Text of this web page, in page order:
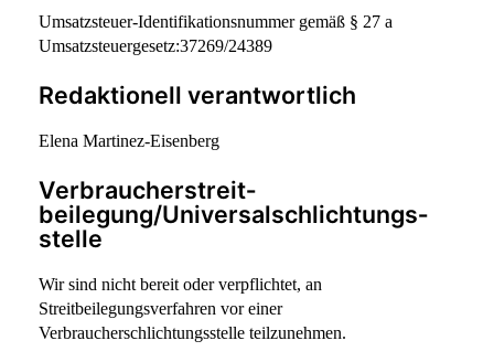
Umsatzsteuer-Identifikationsnummer gemäß § 27 a
Umsatzsteuergesetz:37269/24389
Redaktionell verantwortlich
Elena Martinez-Eisenberg
Verbraucher­streit­
beilegung/Universal­schlichtungs­
stelle
Wir sind nicht bereit oder verpflichtet, an
Streitbeilegungsverfahren vor einer
Verbraucherschlichtungsstelle teilzunehmen.